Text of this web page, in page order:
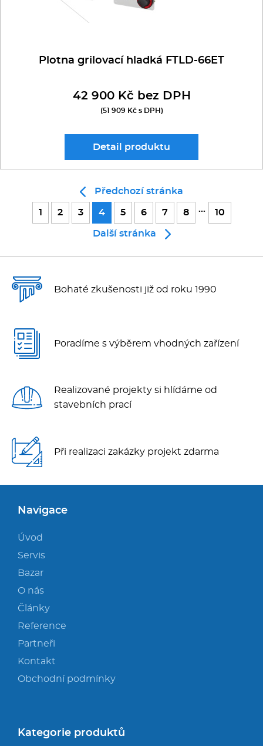
Plotna grilovací hladká FTLD-66ET
42 900 Kč bez DPH
(51 909 Kč s DPH)
Detail produktu
Předchozí stránka
1 2 3 4 5 6 7 8 ... 10
Další stránka
Bohaté zkušenosti již od roku 1990
Poradíme s výběrem vhodných zařízení
Realizované projekty si hlídáme od
stavebních prací
Při realizaci zakázky projekt zdarma
Navigace
Úvod
Servis
Bazar
O nás
Články
Reference
Partneři
Kontakt
Obchodní podmínky
Kategorie produktů